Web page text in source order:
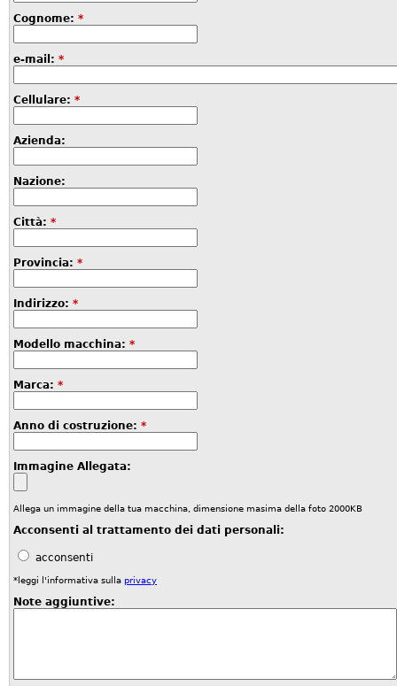
Cognome: *
e-mail: *
Cellulare: *
Azienda:
Nazione:
Città: *
Provincia: *
Indirizzo: *
Modello macchina: *
Marca: *
Anno di costruzione: *
Immagine Allegata:
Allega un immagine della tua macchina, dimensione masima della foto 2000KB
Acconsenti al trattamento dei dati personali:
acconsenti
*leggi l'informativa sulla privacy
Note aggiuntive: